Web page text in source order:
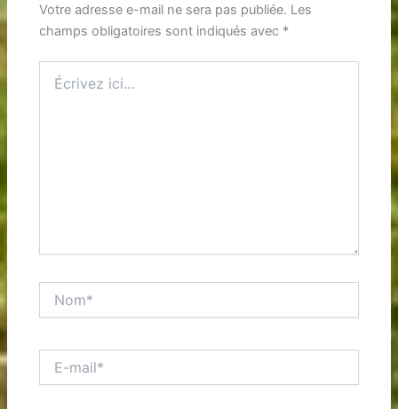
Votre adresse e-mail ne sera pas publiée. Les
champs obligatoires sont indiqués avec *
ici…
mail*